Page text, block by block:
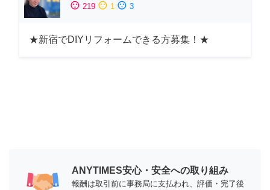
sentiment_satisfied 219 sentiment_neutral 1 sentiment_dissatisfied 3
★新宿でDIYリフォームできる方募集！★
ANYTIMES安心・安全への取り組み
報酬は取引前に事務局に支払われ、評価・完了後